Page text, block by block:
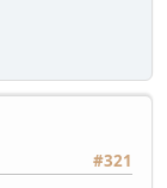
#321